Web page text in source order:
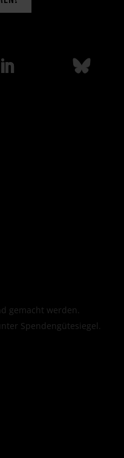
gemacht werden.
Spendengütesiegel.